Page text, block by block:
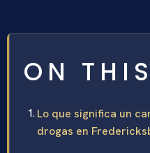
ON
Lo que significa un
drogas en